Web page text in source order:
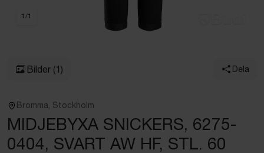
1 /1
Bilder (1) Dela
Bromma, Stockholm
MIDJEBYXA SNICKERS, 6275-
0404, SVART AW HF, STL. 60